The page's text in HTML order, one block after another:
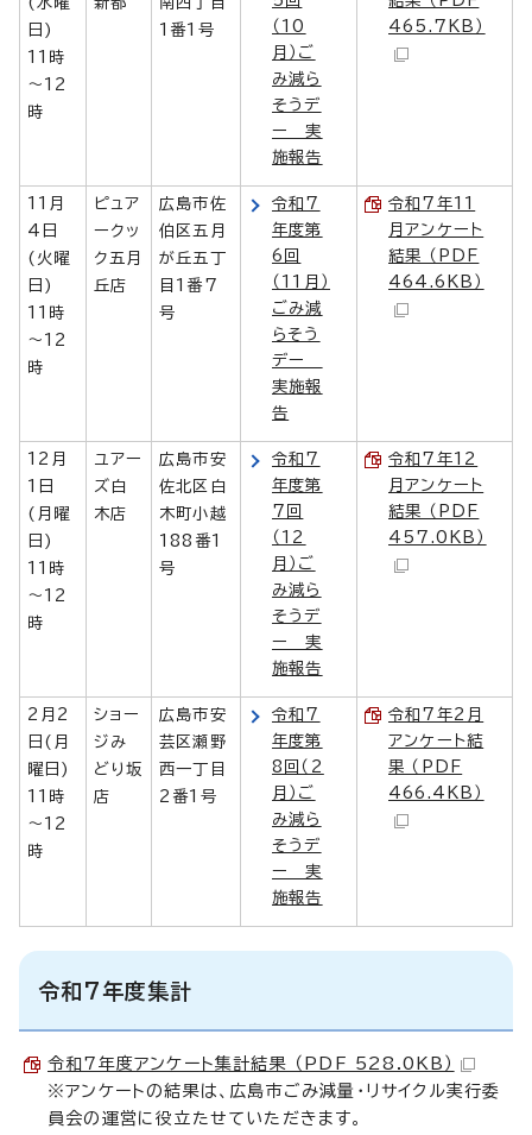
日)
11時
～12
時
1番1号
（10
月）ご
み減ら
そうデ
ー 実
施報告
465.7KB）
11月
4日
(火曜
日)
11時
～12
時
ピュア
ークッ
ク五月
丘店
広島市佐
伯区五月
が丘五丁
目1番7
号
令和7
年度第
6回
（11月）
ごみ減
らそう
デー
実施報
告
令和7年11
月アンケート
結果 （PDF
464.6KB）
12月
1日
(月曜
日)
11時
～12
時
ユアー
ズ白
木店
広島市安
佐北区白
木町小越
188番1
号
令和7
年度第
7回
（12
月）ご
み減ら
そうデ
ー 実
施報告
令和7年12
月アンケート
結果 （PDF
457.0KB）
2月2
日(月
曜日)
11時
～12
時
ショー
ジみ
どり坂
店
広島市安
芸区瀬野
西一丁目
2番1号
令和7
年度第
8回（2
月）ご
み減ら
そうデ
ー 実
施報告
令和7年2月
アンケート結
果 （PDF
466.4KB）
令和7年度集計
令和7年度アンケート集計結果 （PDF 528.0KB）
※アンケートの結果は、広島市ごみ減量・リサイクル実行委
員会の運営に役立たせていただきます。